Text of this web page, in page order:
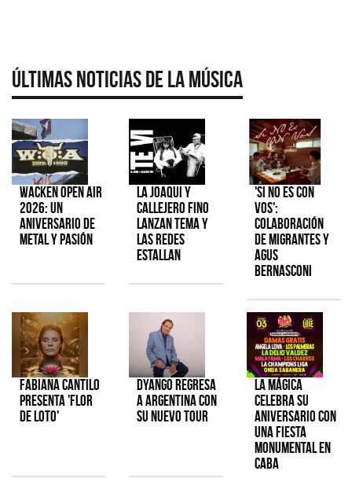
Últimas Noticias de la Música
Wacken Open Air
2026: Un
aniversario de
metal y pasión
La Joaqui y
Callejero Fino
lanzan tema y
las redes
estallan
'Si No Es Con
Vos':
colaboración
de Migrantes y
Agus
Bernasconi
Fabiana Cantilo
presenta 'Flor
de Loto'
Dyango regresa
a Argentina con
su nuevo tour
La Mágica
celebra su
aniversario con
una fiesta
monumental en
CABA